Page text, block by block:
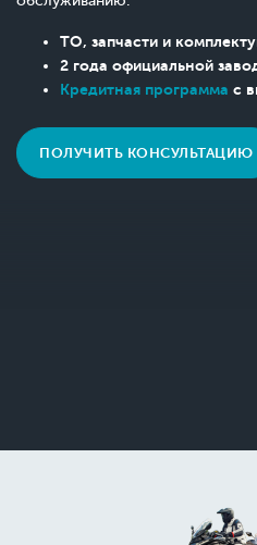
ТО, запчасти и
2 года официальной
Кредитная программа с
ПОЛУЧИТЬ КОНСУЛЬТАЦИЮ